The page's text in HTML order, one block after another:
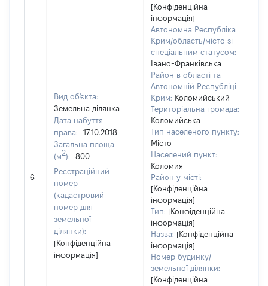
6
Вид об'єкта:
Земельна ділянка
Дата набуття
права:
17.10.2018
Загальна площа
(м2):
800
Реєстраційний
номер
(кадастровий
номер для
земельної
ділянки):
[Конфіденційна
інформація]
[Конфіденційна
інформація]
Автономна Республіка
Крим/область/місто зі
спеціальним статусом:
Івано-Франківська
Район в області та
Автономній Республіці
Крим: Коломийський
Територіальна громада:
Коломийська
Тип населеного пункту:
Місто
Населений пункт:
Коломия
Район у місті:
[Конфіденційна
інформація]
Тип: [Конфіденційна
інформація]
Назва: [Конфіденційна
інформація]
Номер будинку/
земельної ділянки:
[Конфіденційна